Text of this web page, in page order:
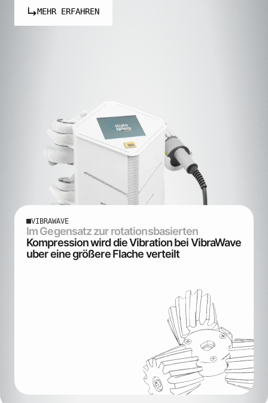
MEHR ERFAHREN
VIBRAWAVE
Im Gegensatz zur rotationsbasierten
Kompression wird die Vibration bei VibraWave
uber eine größere Flache verteilt